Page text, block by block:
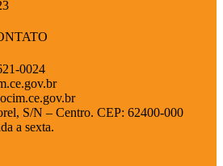
0024
S/N – Centro. CEP: 62400-000
a sexta.